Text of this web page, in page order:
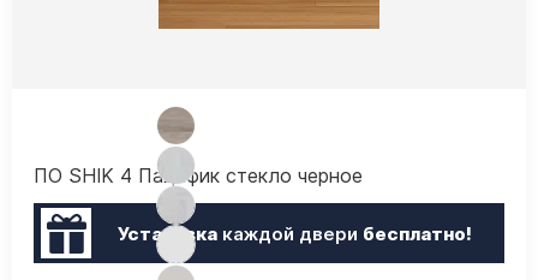
ПО SHIK 4 Пацифик стекло черное
Установкакаждой двери бесплатно!